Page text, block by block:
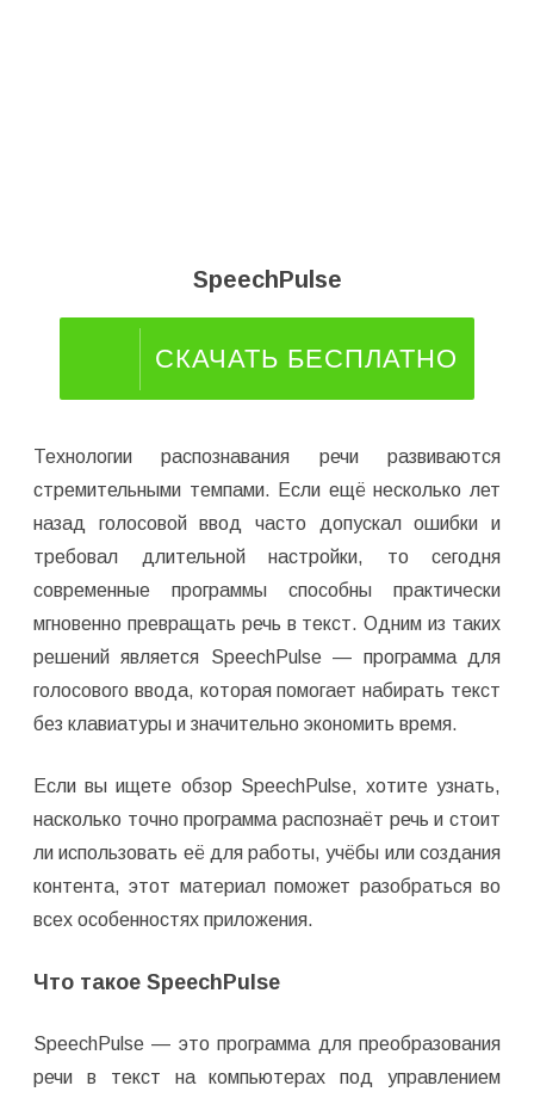
SpeechPulse
СКАЧАТЬ БЕСПЛАТНО
Технологии распознавания речи развиваются
стремительными темпами. Если ещё несколько лет
назад голосовой ввод часто допускал ошибки и
требовал длительной настройки, то сегодня
современные программы способны практически
мгновенно превращать речь в текст. Одним из таких
решений является SpeechPulse — программа для
голосового ввода, которая помогает набирать текст
без клавиатуры и значительно экономить время.
Если вы ищете обзор SpeechPulse, хотите узнать,
насколько точно программа распознаёт речь и стоит
ли использовать её для работы, учёбы или создания
контента, этот материал поможет разобраться во
всех особенностях приложения.
Что такое SpeechPulse
SpeechPulse — это программа для преобразования
речи в текст на компьютерах под управлением